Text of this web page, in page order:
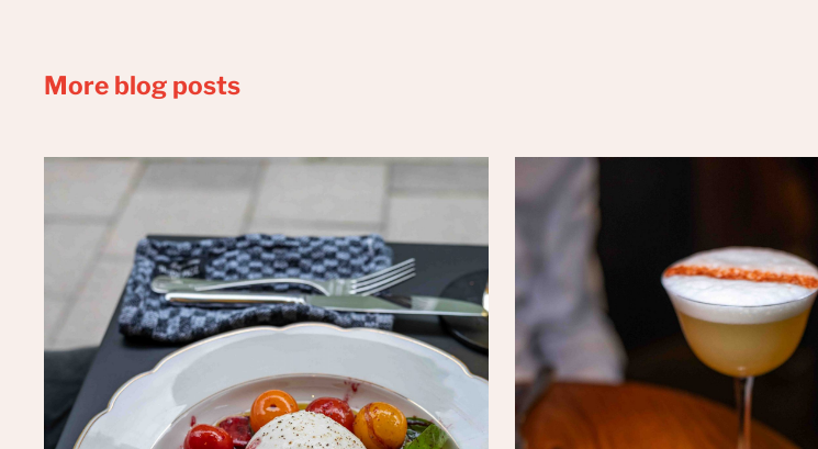
More blog posts